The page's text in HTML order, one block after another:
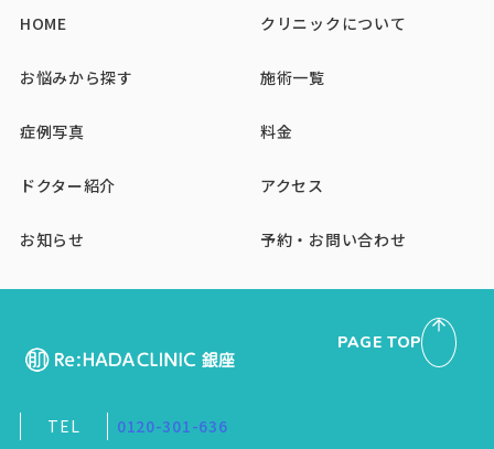
HOME クリニックについて
お悩みから探す 施術一覧
症例写真 料金
ドクター紹介 アクセス
お知らせ 予約・お問い合わせ
TEL
0120-301-636
PAGE TOP